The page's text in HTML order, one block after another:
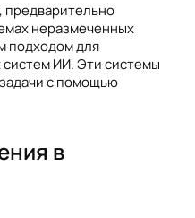
, предварительно
неразмеченных
подходом для
систем ИИ. Эти системы
с помощью
в